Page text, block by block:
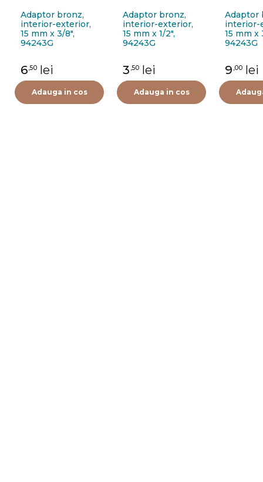
Adaptor bronz,
interior-exterior,
15 mm x 3/8",
94243G
6,50 lei
Adauga in cos
Adaptor bronz,
interior-exterior,
15 mm x 1/2",
94243G
3 ,50 lei
Adauga in cos
Adaptor
interior-
15 mm x
94243G
9 ,00 lei